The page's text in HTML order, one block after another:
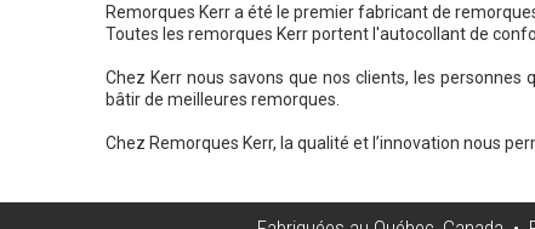
Remorques Kerr a été le premier fabricant de
Toutes les remorques Kerr portent l'autocollant de
Chez Kerr nous savons que nos clients, les
bâtir de meilleures remorques.
Chez Remorques Kerr, la qualité et l’innovation nous